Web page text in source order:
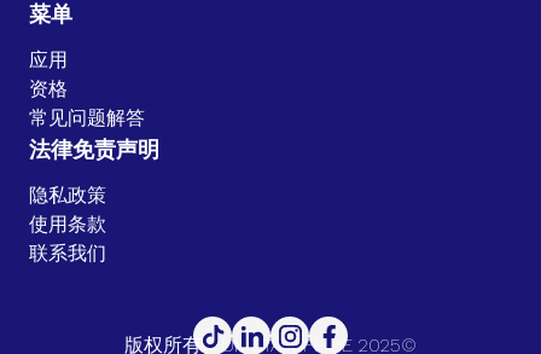
菜单
应用
资格
常见问题解答
法律免责声明
隐私政策
使用条款
联系我们
版权所有。UK ETA OFFICE 2025©